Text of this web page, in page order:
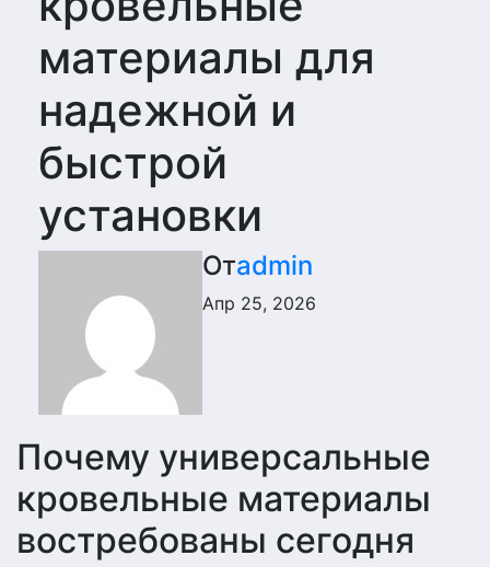
материалы для
надежной и
быстрой
установки
Отadmin
Апр 25, 2026
Почему универсальные
кровельные материалы
востребованы сегодня